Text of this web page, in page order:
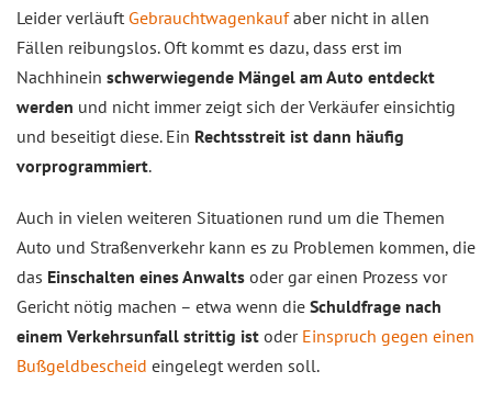
Leider verläuft Gebrauchtwagenkaufaber nicht in allen
Fällen reibungslos. Oft kommt es dazu, dass erst im
Nachhinein schwerwiegende Mängel am Auto entdeckt
werden und nicht immer zeigt sich der Verkäufer einsichtig
und beseitigt diese. Ein Rechtsstreit ist dann häufig
vorprogrammiert.
Auch in vielen weiteren Situationen rund um die Themen
Auto und Straßenverkehr kann es zu Problemen kommen, die
das Einschalten eines Anwalts oder gar einen Prozess vor
Gericht nötig machen – etwa wenn die Schuldfrage nach
einem Verkehrsunfall strittig ist oder Einspruch gegen einen
Bußgeldbescheid eingelegt werden soll.